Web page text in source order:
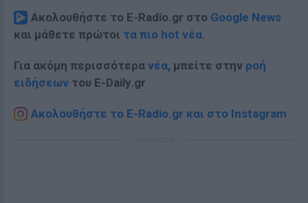
Ακολουθήστε το E-Radio.gr στο Google News
και μάθετε πρώτοι τα πιο hot νέα.
Για ακόμη περισσότερα νέα, μπείτε στην ροή
ειδήσεων του E-Daily.gr
Ακολουθήστε το E-Radio.gr και στο Instagram